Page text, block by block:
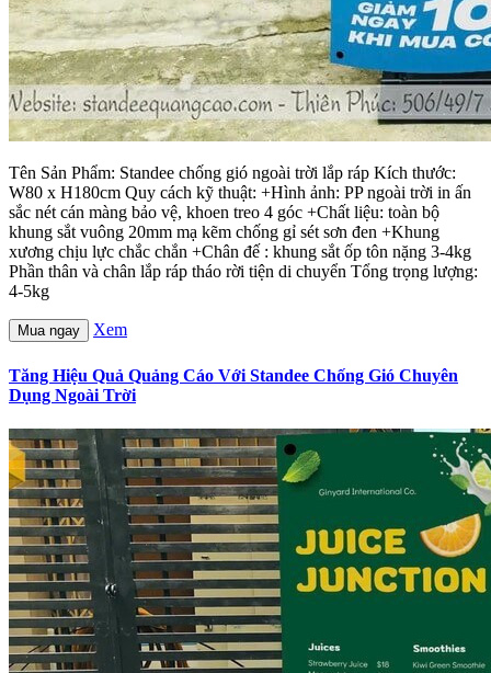
Tên Sản Phẩm: Standee chống gió ngoài trời lắp ráp Kích thước:
W80 x H180cm Quy cách kỹ thuật: +Hình ảnh: PP ngoài trời in ấn
sắc nét cán màng bảo vệ, khoen treo 4 góc +Chất liệu: toàn bộ
khung sắt vuông 20mm mạ kẽm chống gỉ sét sơn đen +Khung
xương chịu lực chắc chắn +Chân đế : khung sắt ốp tôn nặng 3-4kg
Phần thân và chân lắp ráp tháo rời tiện di chuyển Tổng trọng lượng:
4-5kg
Mua ngay Xem
Tăng Hiệu Quả Quảng Cáo Với Standee Chống Gió Chuyên
Dụng Ngoài Trời